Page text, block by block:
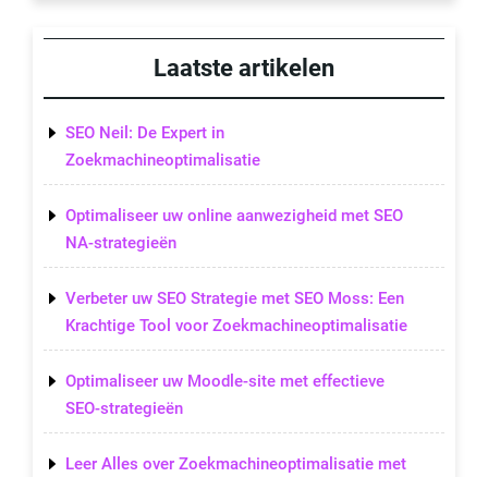
Laatste artikelen
SEO Neil: De Expert in
Zoekmachineoptimalisatie
Optimaliseer uw online aanwezigheid met SEO
NA-strategieën
Verbeter uw SEO Strategie met SEO Moss: Een
Krachtige Tool voor Zoekmachineoptimalisatie
Optimaliseer uw Moodle-site met effectieve
SEO-strategieën
Leer Alles over Zoekmachineoptimalisatie met